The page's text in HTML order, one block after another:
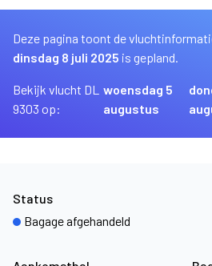
Deze pagina toont de
dinsdag 8 juli 2025 is gepland.
Bekijk vlucht DL
9303 op:
woensdag 5
augustus
Status
Bagage afgehandeld